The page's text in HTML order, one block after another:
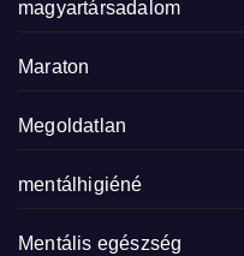
magyartársadalom
Maraton
Megoldatlan
mentálhigiéné
Mentális egészség